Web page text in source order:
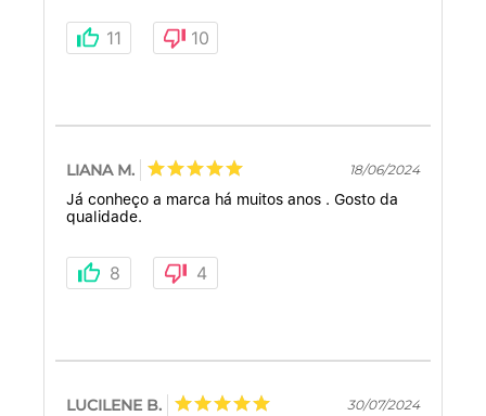
11 10
LIANA M. 18/06/2024
Já conheço a marca há muitos anos . Gosto da
qualidade.
8 4
LUCILENE B. 30/07/2024